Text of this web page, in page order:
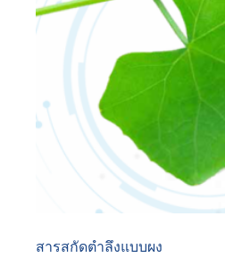
สารสกัดตำลึงแบบผง